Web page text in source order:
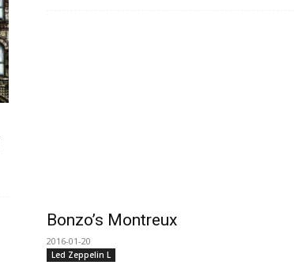
Bonzo’s Montreux
2016-01-20
Led Zeppelin L